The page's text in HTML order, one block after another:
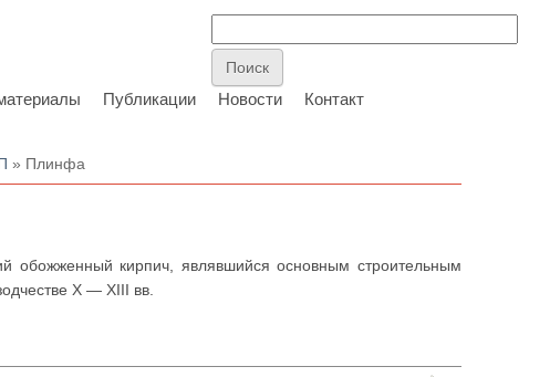
Публикации Новости Контакт
» Плинфа
кирпич, являвшийся основным строительным
X — XIII вв.